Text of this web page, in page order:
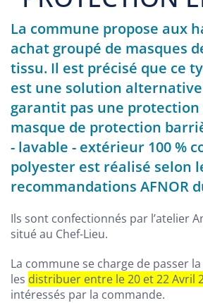
La commune propose aux
achat groupé de masques
tissu. Il est précisé que ce
est une solution
garantit pas une protection
masque de protection
- lavable - extérieur 100 %
polyester est réalisé selon
recommandations AFNOR
Ils sont confectionnés par l’atelier
situé au Chef-Lieu.
La commune se charge de passer
les distribuer entre le 20 et 22 Avril
intéressés par la commande.